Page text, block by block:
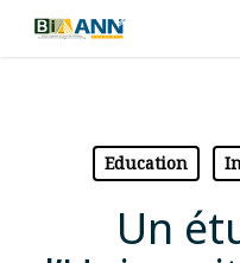
Skip
Education
Un